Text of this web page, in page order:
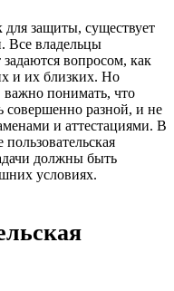
для защиты, существует
Все владельцы
вопросом, как
и их близких. Но
понимать, что
совершенно разной, и не
и аттестациями. В
пользовательская
должны быть
условиях.